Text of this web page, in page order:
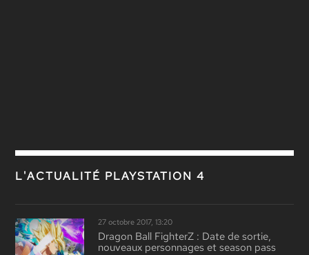
L'ACTUALITÉ PLAYSTATION 4
27 octobre 2017, 13:20
Dragon Ball FighterZ : Date de sortie,
nouveaux personnages et season pass